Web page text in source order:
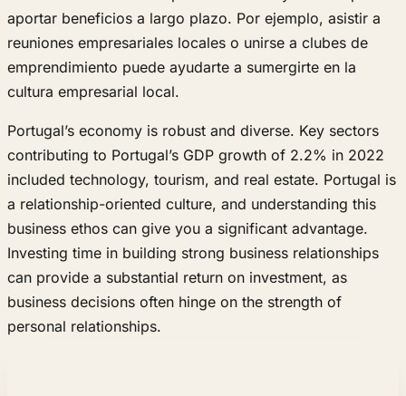
aportar beneficios a largo plazo. Por ejemplo, asistir a
reuniones empresariales locales o unirse a clubes de
emprendimiento puede ayudarte a sumergirte en la
cultura empresarial local.
Portugal’s economy is robust and diverse. Key sectors
contributing to Portugal’s GDP growth of 2.2% in 2022
included technology, tourism, and real estate. Portugal is
a relationship-oriented culture, and understanding this
business ethos can give you a significant advantage.
Investing time in building strong business relationships
can provide a substantial return on investment, as
business decisions often hinge on the strength of
personal relationships.